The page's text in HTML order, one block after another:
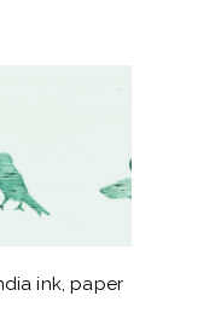
ink, paper